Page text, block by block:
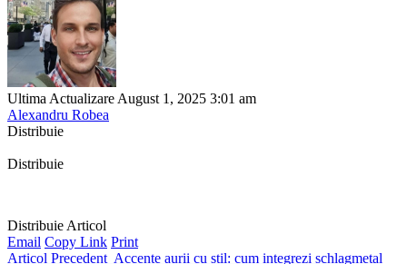
Ultima Actualizare August 1, 2025 3:01 am
Alexandru Robea
Distribuie
Distribuie
Distribuie Articol
Email Copy Link Print
Articol Precedent Accente aurii cu stil: cum integrezi schlagmetal